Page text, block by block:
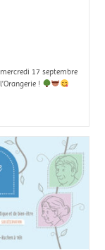
17 septembre
!